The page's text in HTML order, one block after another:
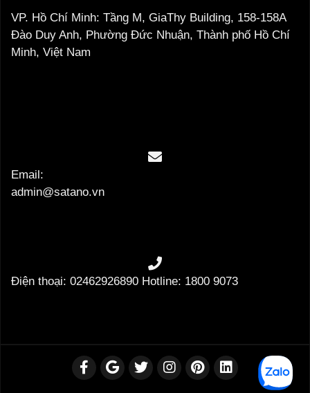
VP. Hồ Chí Minh: Tầng M, GiaThy Building, 158-158A
Đào Duy Anh, Phường Đức Nhuận, Thành phố Hồ Chí
Minh, Việt Nam
Email:
admin@satano.vn
Điện thoại: 02462926890 Hotline: 1800 9073